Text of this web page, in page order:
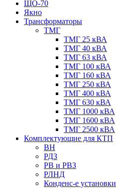
ЩО-70
Якно
Трансформаторы
ТМГ
ТМГ 25 кВА
ТМГ 40 кВА
ТМГ 63 кВА
ТМГ 100 кВА
ТМГ 160 кВА
ТМГ 250 кВА
ТМГ 400 кВА
ТМГ 630 кВА
ТМГ 1000 кВА
ТМГ 1600 кВА
ТМГ 2500 кВА
Комплектующие для КТП
ВН
РДЗ
РВ и РВЗ
РЛНД
Конденс-е установки